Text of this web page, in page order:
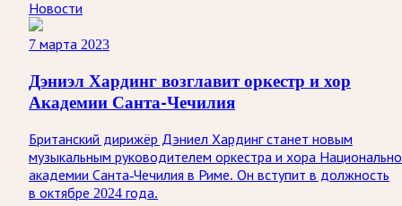
Новости
7 марта 2023
Дэниэл Хардинг возглавит оркестр и хор
Академии Санта-Чечилия
Британский дирижёр Дэниел Хардинг станет новым
музыкальным руководителем оркестра и хора
академии Санта-Чечилия в Риме. Он вступит в должность
в октябре 2024 года.